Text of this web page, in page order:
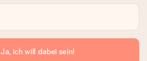
Ja, ich will dabei sein!